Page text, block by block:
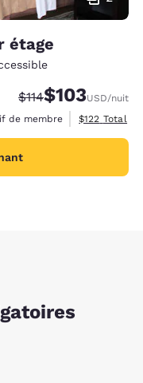
étage
Tarif barré :
$114Tarif réduit :
$103USD/nuit
de membre
Afficher les
$122 Total